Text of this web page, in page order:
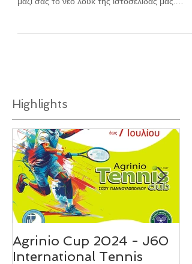
Πάντα πρωτοπόροι, μέχρι και στην τεχνολογία,
Highlights